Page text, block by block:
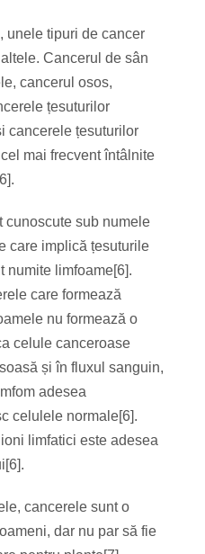
unele tipuri de cancer
Cancerul de sân
cancerul osos,
țesuturilor
cancerele țesuturilor
mai frecvent întâlnite
cunoscute sub numele
care implică țesuturile
numite limfoame[6].
care formează
nu formează o
celule canceroase
și în fluxul sanguin,
adesea
celulele normale[6].
limfatici este adesea
cancerele sunt o
dar nu par să fie